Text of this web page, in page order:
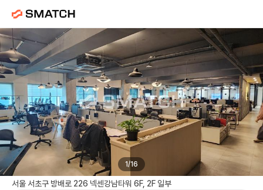
1/16
넥센강남타워임대 | 내방역 사무실
서울 서초구 방배로 226 넥센강남타워 6F, 2F 일부